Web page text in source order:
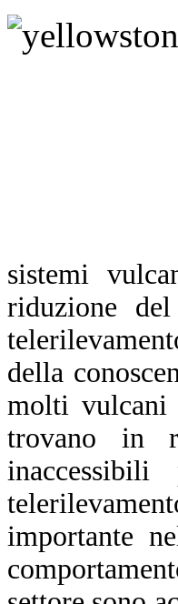
sistemi
riduzione
della
molti vulcani
trovano in
importante